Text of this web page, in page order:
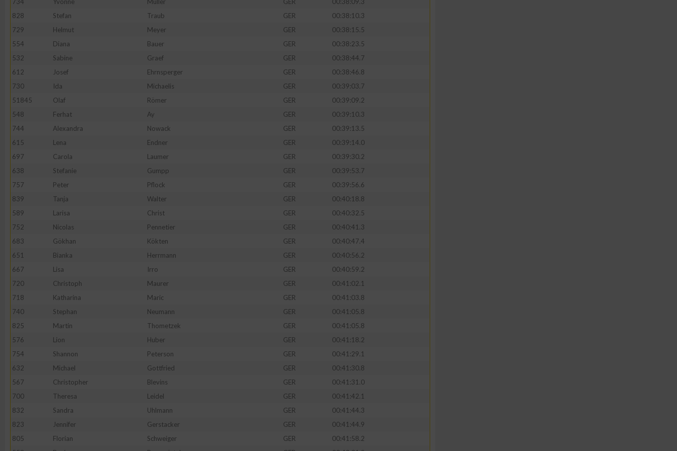
828
Stefan Traub GER
00:38:10.3
729
Helmut Meyer GER
00:38:15.5
554
Diana Bauer GER
00:38:23.5
532
Sabine Graef GER
00:38:44.7
612
Josef Ehrnsperger GER
00:38:46.8
730
Ida Michaelis GER
00:39:03.7
51845
Olaf Römer GER
00:39:09.2
548
Ferhat Ay GER
00:39:10.3
744
Alexandra Nowack GER
00:39:13.5
615
Lena Endner GER
00:39:14.0
697
Carola Laumer GER
00:39:30.2
638
Stefanie Gumpp GER
00:39:53.7
757
Peter Pflock GER
00:39:56.6
839
Tanja Walter GER
00:40:18.8
589
Larisa Christ GER
00:40:32.5
752
Nicolas Pennetier GER
00:40:41.3
683
Gökhan Kökten GER
00:40:47.4
651
Bianka Herrmann GER
00:40:56.2
667
Lisa Irro GER
00:40:59.2
720
Christoph Maurer GER
00:41:02.1
718
Katharina Maric GER
00:41:03.8
740
Stephan Neumann GER
00:41:05.8
825
Martin Thometzek GER
00:41:05.8
576
Lion Huber GER
00:41:18.2
754
Shannon Peterson GER
00:41:29.1
632
Michael Gottfried GER
00:41:30.8
567
Christopher Blevins GER
00:41:31.0
700
Theresa Leidel GER
00:41:42.1
832
Sandra Uhlmann GER
00:41:44.3
823
Jennifer Gerstacker GER
00:41:44.9
805
Florian Schweiger GER
00:41:58.2
Erstellung von Profilen zur Personalisierung von Inhalten
Messung der Werbeleistung
Messung der Performance von Inhalten
Analyse von Zielgruppen durch Statistiken oder Kombinationen von Daten aus
Entwicklung und Verbesserung der Angebote
IAB-Besonderheiten:
Geräte anhand von aktiv angeforderten Informationen identifizieren
Nicht-IAB-Verarbeitungszwecke:
Notwendig
Performance
Funktional